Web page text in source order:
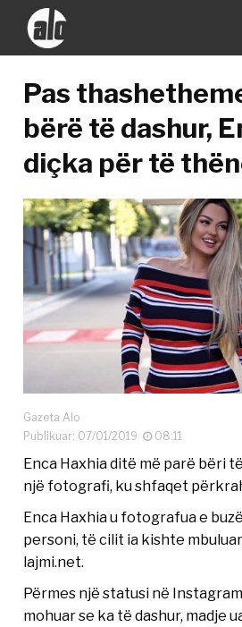
Pas
bërë të dashur,
diçka për të
Gazeta Alo
Publikuar: 07/01/2019
08:11
Enca Haxhia ditë më parë bëri
një fotografi, ku shfaqet
Enca Haxhia u fotografua e
personi, të cilit ia kishte
lajmi.net.
Përmes një statusi në
mohuar se ka të dashur, madje